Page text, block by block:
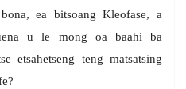
ea bitsoang Kleofase, a
u le mong oa baahi ba
etsahetseng teng matsatsing